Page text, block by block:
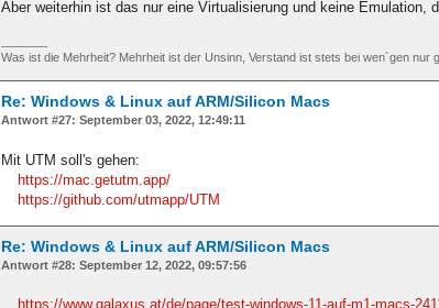
Aber weiterhin ist das nur eine Virtualisierung und keine
Was ist die Mehrheit? Mehrheit ist der Unsinn, Verstand ist stets bei wen´gen nur
Re: Windows & Linux auf ARM/Silicon Macs
Antwort #27: September 03, 2022, 12:49:11
Mit UTM soll's gehen:
https://mac.getutm.app/
https://github.com/utmapp/UTM
Re: Windows & Linux auf ARM/Silicon Macs
Antwort #28: September 12, 2022, 09:57:56
https://www.galaxus.at/de/page/test-windows-11-auf-m1-macs-